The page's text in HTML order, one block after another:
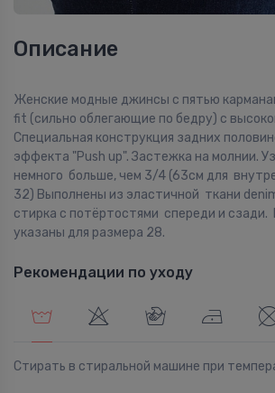
Описание
Женские модные джинсы с пятью
fit (сильно облегающие по бедру) с
Специальная конструкция задних
эффекта "Push up". Застежка на молнии.
немного больше, чем 3/4 (63см для
32) Выполнены из эластичной ткани
стирка с потёртостями спереди и
указаны для размера 28.
Рекомендации по уходу
Стирать в стиральной машине при